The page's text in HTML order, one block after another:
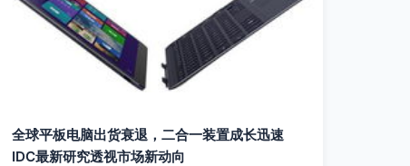
全球平板电脑出货衰退，二合一装置成长迅速
IDC最新研究透视市场新动向